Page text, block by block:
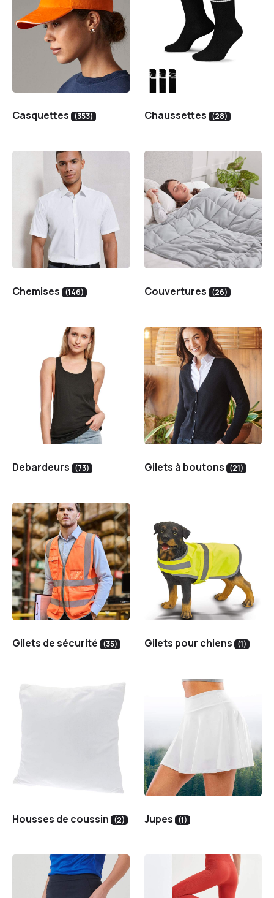
Casquettes (353) Chaussettes (28)
Chemises (146) Couvertures (26)
Debardeurs (73) Gilets à boutons (21)
Gilets de sécurité (35) Gilets pour chiens (1)
Housses de coussin (2) Jupes (1)